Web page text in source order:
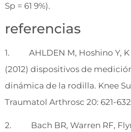
Sp = 61 9%).
referencias
1. AHLDEN M, Hoshino Y, K
(2012) dispositivos de
dinámica de la rodilla. Knee
Traumatol Arthrosc 20: 621-632
2. Bach BR, Warren RF,